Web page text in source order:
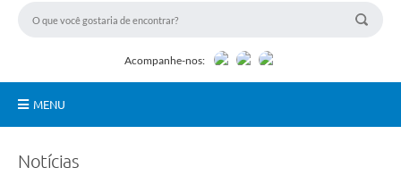
Acompanhe-nos:
MENU
Notícias